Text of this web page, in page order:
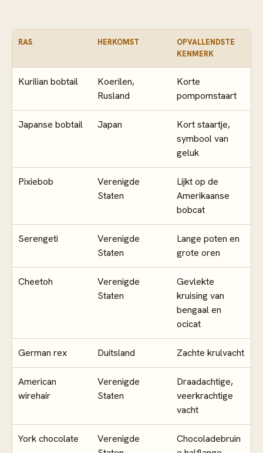
RAS HERKOMST
OPVALLENDSTE
KENMERK
Kurilian bobtail
Koerilen,
Rusland
Korte
pompomstaart
Japanse bobtail Japan
Kort staartje,
symbool van
geluk
Pixiebob
Verenigde
Staten
Lijkt op de
Amerikaanse
bobcat
Serengeti
Verenigde
Staten
Lange poten en
grote oren
Cheetoh
Verenigde
Staten
Gevlekte
kruising van
bengaal en
ocicat
German rex Duitsland Zachte krulvacht
American
wirehair
Verenigde
Staten
Draadachtige,
veerkrachtige
vacht
York chocolate
Verenigde
Chocoladebruin